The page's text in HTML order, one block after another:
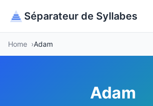
Séparateur de Syllabes
Home Adam
Adam